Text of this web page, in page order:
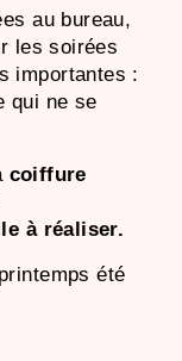
au bureau,
les soirées
importantes :
qui ne se
coiffure
à réaliser.
été